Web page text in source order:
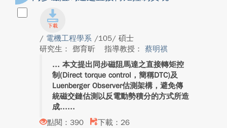
/ 電機工程學系 /105/ 碩士
研究生： 鄧育昕
指導教授： 蔡明祺
本文提出同步磁阻馬達之直接轉矩控
制(Direct torque control，簡稱DTC)及
Luenberger Observer估測架構，避免傳
統磁交鏈估測以反電動勢積分的方式所造
成...
點閱：390
下載：26